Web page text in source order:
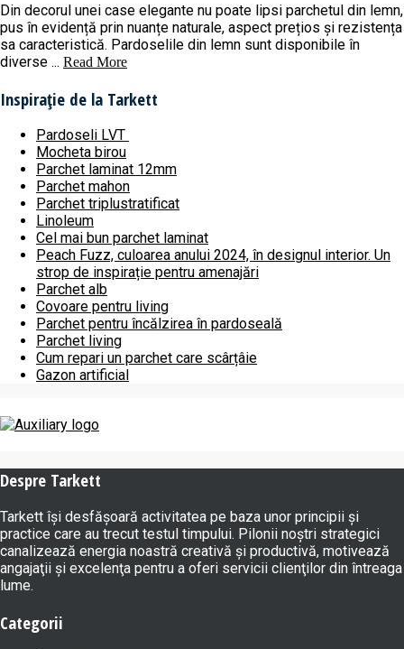
Din decorul unei case elegante nu poate lipsi parchetul din lemn,
pus în evidență prin nuanțe naturale, aspect prețios și rezistența
sa caracteristică. Pardoselile din lemn sunt disponibile în
diverse ... Read More
Inspirație de la Tarkett
Pardoseli LVT
Mocheta birou
Parchet laminat 12mm
Parchet mahon
Parchet triplustratificat
Linoleum
Cel mai bun parchet laminat
Peach Fuzz, culoarea anului 2024, în designul interior. Un
strop de inspirație pentru amenajări
Parchet alb
Covoare pentru living
Parchet pentru încălzirea în pardoseală
Parchet living
Cum repari un parchet care scârțâie
Gazon artificial
Despre Tarkett
Tarkett îşi desfăşoară activitatea pe baza unor principii şi
practice care au trecut testul timpului. Pilonii noştri strategici
canalizează energia noastră creativă şi productivă, motivează
angajaţii şi excelenţa pentru a oferi servicii clienţilor din întreaga
lume.
Categorii